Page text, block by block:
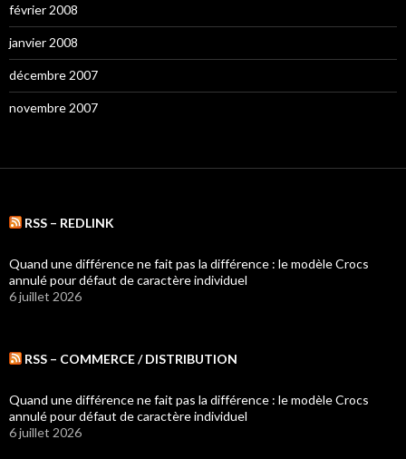
février 2008
janvier 2008
décembre 2007
novembre 2007
RSS – REDLINK
Quand une différence ne fait pas la différence : le modèle Crocs
annulé pour défaut de caractère individuel
6 juillet 2026
RSS – COMMERCE / DISTRIBUTION
Quand une différence ne fait pas la différence : le modèle Crocs
annulé pour défaut de caractère individuel
6 juillet 2026